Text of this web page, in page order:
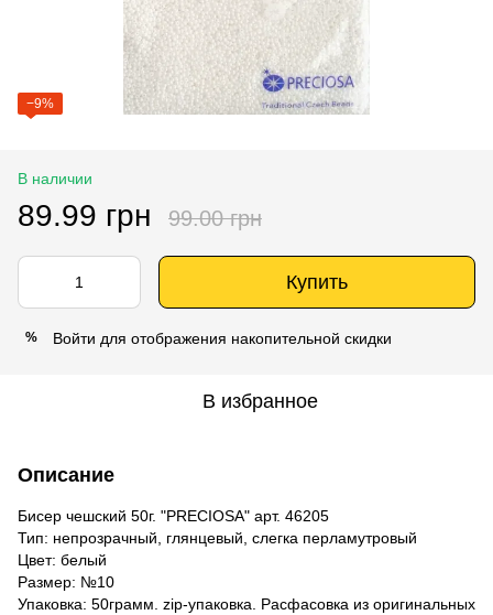
−9%
В наличии
89.99 грн 99.00 грн
Купить
% Войти для отображения накопительной скидки
В избранное
Описание
Бисер чешский 50г. "PRECIOSA" арт. 46205
Тип: непрозрачный, глянцевый, слегка перламутровый
Цвет: белый
Размер: №10
Упаковка: 50грамм. zip-упаковка. Расфасовка из оригинальных